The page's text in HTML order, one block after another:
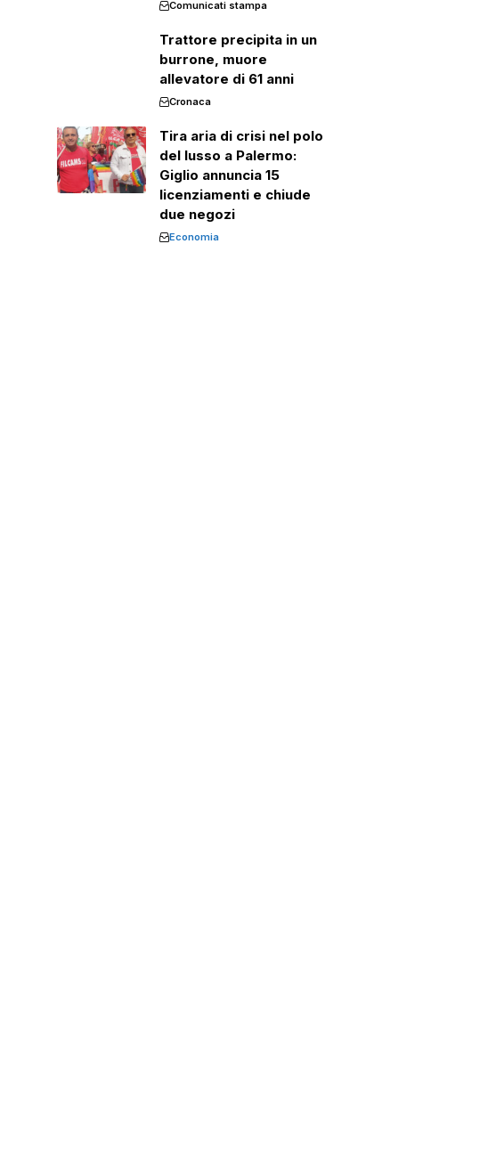
Comunicati stampa
Trattore precipita in un
burrone, muore
allevatore di 61 anni
Cronaca
Tira aria di crisi nel polo
del lusso a Palermo:
Giglio annuncia 15
licenziamenti e chiude
due negozi
Economia